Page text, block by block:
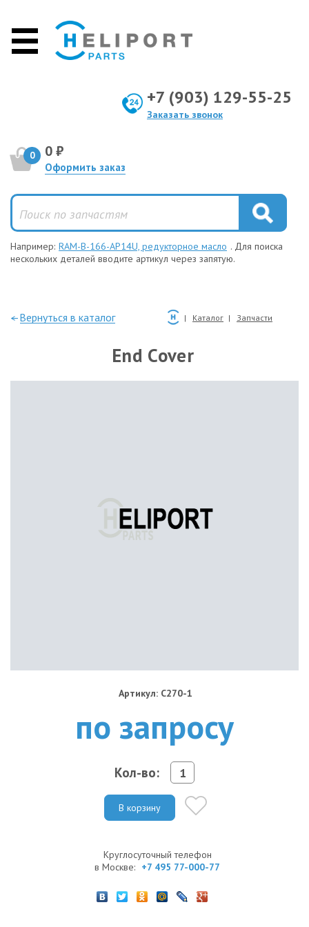
+7 (903) 129-55-25
Заказать звонок
0 0 ₽
Оформить заказ
Например: RAM-B-166-AP14U, редукторное масло . Для поиска
нескольких деталей вводите артикул через запятую.
—Вернуться в каталог Каталог Запчасти
End Cover
Артикул: C270-1
по запросу
Кол-во:
В корзину
Круглосуточный телефон
в Москве: +7 495 77-000-77